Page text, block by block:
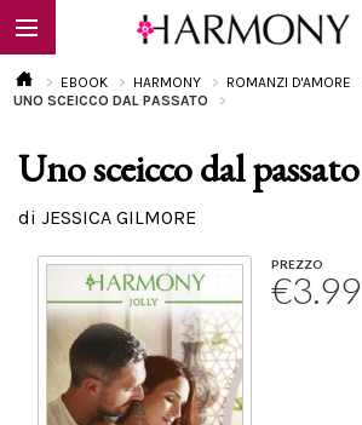
EBOOK
Calendario
EBOOK HARMONY ROMANZI D'AMORE
UNO SCEICCO DAL PASSATO
Uno sceicco dal passato
di JESSICA GILMORE
PREZZO
€3.99